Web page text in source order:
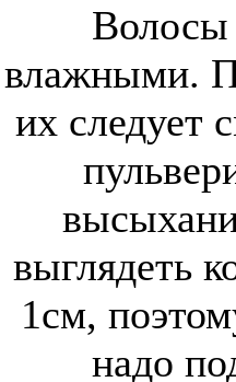
влажными.
их следует
выглядеть
1см,
надо